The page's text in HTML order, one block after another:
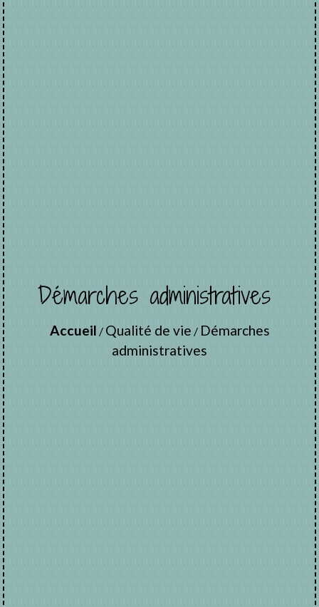
Démarches administratives
Accueil / Qualité de vie / Démarches
administratives